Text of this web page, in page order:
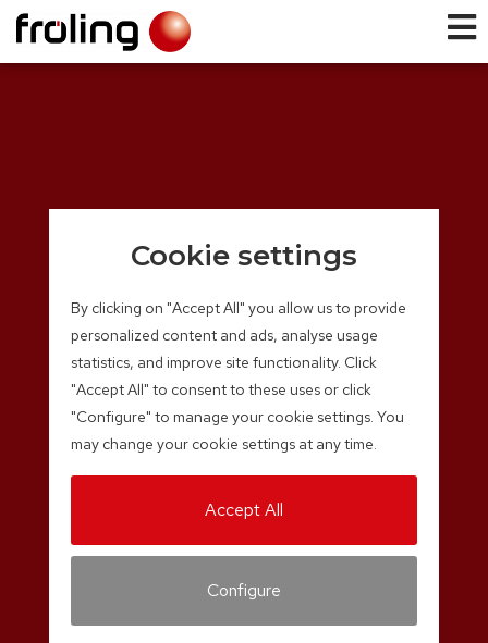
Cookie settings
By clicking on "Accept All" you allow us to provide
personalized content and ads, analyse usage
statistics, and improve site functionality. Click
"Accept All" to consent to these uses or click
"Configure" to manage your cookie settings. You
may change your cookie settings at any time.
Accept All
Configure